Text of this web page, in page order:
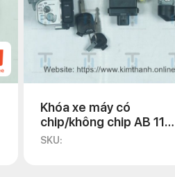
Khóa xe máy có
chip/không chip AB 110
2011
SKU: